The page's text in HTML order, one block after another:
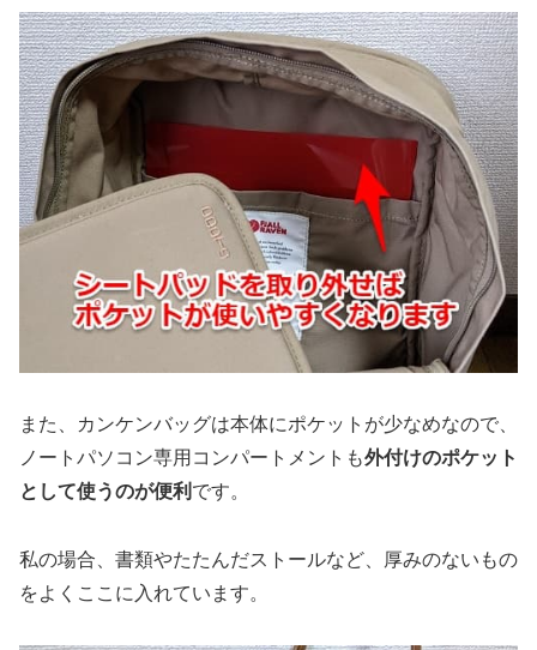
また、カンケンバッグは本体にポケットが少なめなので、
ノートパソコン専用コンパートメントも外付けのポケット
として使うのが便利 です。
私の場合、書類やたたんだストールなど、厚みのないもの
をよくここに入れています。